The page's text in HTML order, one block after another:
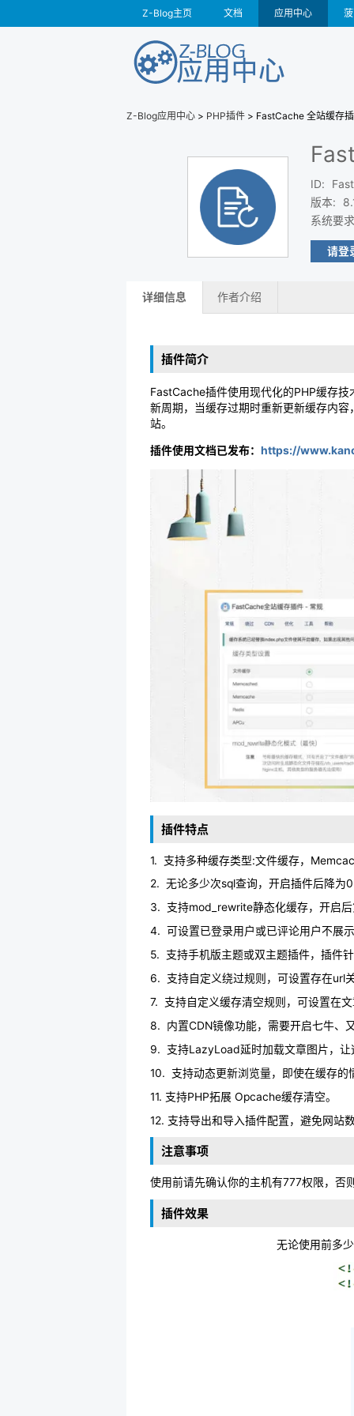
Z-Blog主页 文档 应用中心
Z-Blog应用中心 > PHP插件 > FastCache 全站缓存
ID:
版本:
系统要求
请登
详细信息 作者介绍
插件简介
FastCache插件使用现代化的PHP缓存
新周期，当缓存过期时重新更新缓存内
站。
插件使用文档已发布： https://
插件特点
1. 支持多种缓存类型:文件缓存，
2. 无论多少次sql查询，开启插件后降为
3. 支持mod_rewrite静态化缓存，开启
4. 可设置已登录用户或已评论用户不展
5. 支持手机版主题或双主题插件，插件
6. 支持自定义绕过规则，可设置存在url
7. 支持自定义缓存清空规则，可设置在
8. 内置CDN镜像功能，需要开启七牛、
9. 支持LazyLoad延时加载文章图片，让
10. 支持动态更新浏览量，即使在缓存的
11. 支持PHP拓展 Opcache缓存清空。
12. 支持导出和导入插件配置，避免网站
注意事项
使用前请先确认你的主机有777权限，否
插件效果
无论使用前多